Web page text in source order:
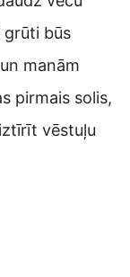
grūti būs
manām
pirmais solis,
vēstuļu